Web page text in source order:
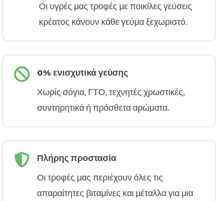
Οι υγρές μας τροφές με ποικίλες γεύσεις
κρέατος κάνουν κάθε γεύμα ξεχωριστό.

0% ενισχυτικά γεύσης
Χωρίς σόγια, ΓΤΟ, τεχνητές χρωστικές,
συντηρητικά ή πρόσθετα αρώματα.

Πλήρης προστασία
Οι τροφές μας περιέχουν όλες τις
απαραίτητες βιταμίνες και μέταλλα για μια